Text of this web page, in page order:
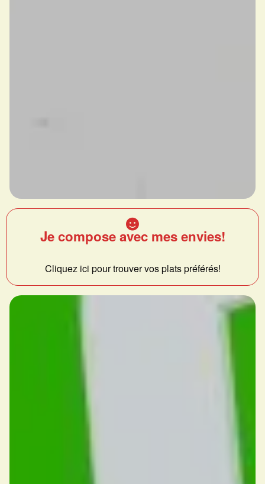
Je compose avec mes envies!
Cliquez ici pour trouver vos plats préférés!